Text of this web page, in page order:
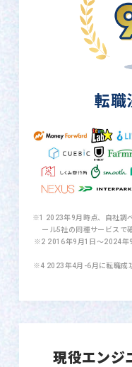
転職
※1 2023年9月時点、自社調
ール5社の同種サービスで
※2 2016年9月1日〜2024年
※4 2023年4月-6月に転職成
現役エンジ